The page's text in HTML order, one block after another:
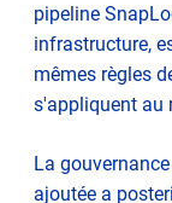
pipeline
infrastructure,
mêmes règles
s'appliquent au
La
ajoutée a